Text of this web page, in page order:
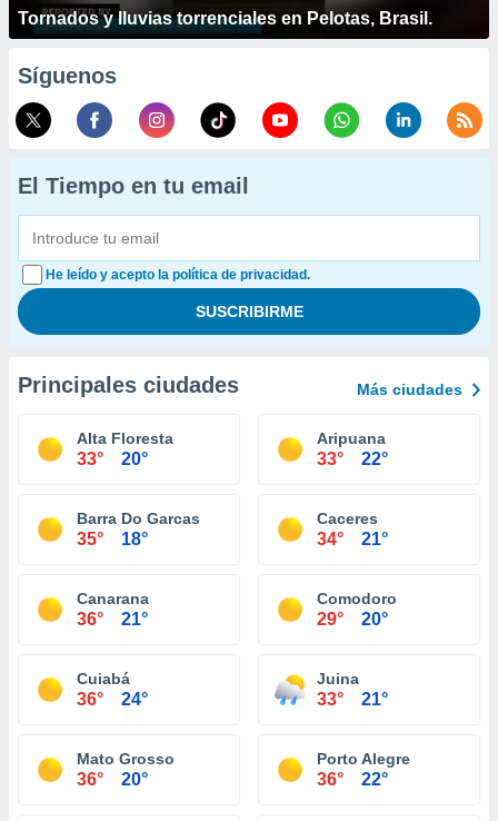
Tornados y lluvias torrenciales en Pelotas, Brasil.
Síguenos
El Tiempo en tu email
He leído y acepto la política de privacidad.
Principales ciudades Más ciudades
Alta Floresta
33° 20°
Aripuana
33° 22°
Barra Do Garcas
35° 18°
Caceres
34° 21°
Canarana
36° 21°
Comodoro
29° 20°
Cuiabá
36° 24°
Juina
33° 21°
Mato Grosso
36° 20°
Porto Alegre
36° 22°